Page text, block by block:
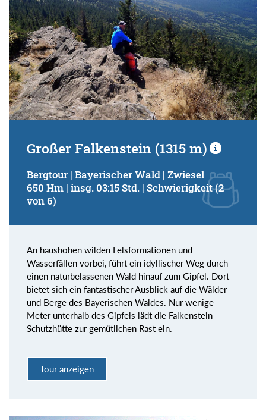
von
bis
Suchbegriff:
Großer Falkenstein (1315 m)
Bergtour | Bayerischer Wald | Zwiesel
650 Hm | insg. 03:15 Std. | Schwierigkeit (2
von 6)
An haushohen wilden Felsformationen und
Wasserfällen vorbei, führt ein idyllischer Weg durch
einen naturbelassenen Wald hinauf zum Gipfel. Dort
bietet sich ein fantastischer Ausblick auf die Wälder
und Berge des Bayerischen Waldes. Nur wenige
Meter unterhalb des Gipfels lädt die Falkenstein-
Schutzhütte zur gemütlichen Rast ein.
Tour anzeigen